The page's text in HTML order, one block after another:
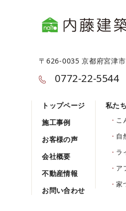
〒626-0035 京都府宮津
0772-22-5544
トップページ
施工事例
お客様の声
会社概要
不動産情報
お問い合わせ
私た
こ
自
ラ
ア
家